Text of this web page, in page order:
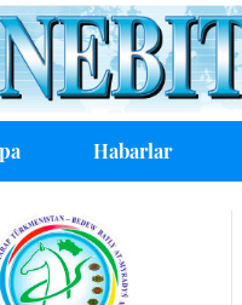
Habarlar